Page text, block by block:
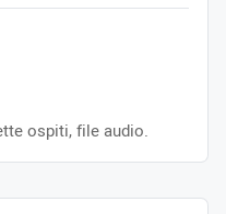
ospiti, file audio.